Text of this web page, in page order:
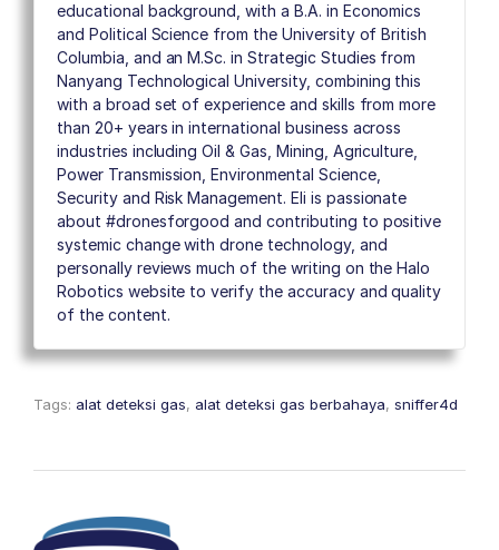
educational background, with a B.A. in Economics
and Political Science from the University of British
Columbia, and an M.Sc. in Strategic Studies from
Nanyang Technological University, combining this
with a broad set of experience and skills from more
than 20+ years in international business across
industries including Oil & Gas, Mining, Agriculture,
Power Transmission, Environmental Science,
Security and Risk Management. Eli is passionate
about #dronesforgood and contributing to positive
systemic change with drone technology, and
personally reviews much of the writing on the Halo
Robotics website to verify the accuracy and quality
of the content.
Tags: alat deteksi gas, alat deteksi gas berbahaya, sniffer4d